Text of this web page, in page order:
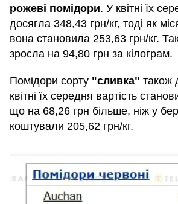
рожеві помідори. У квітні їх
досягла 348,43 грн/кг, тоді як
вона становила 253,63 грн/кг.
зросла на 94,80 грн за кілограм.
Помідори сорту "сливка" також
квітні їх середня вартість
що на 68,26 грн більше, ніж у
коштували 205,62 грн/кг.